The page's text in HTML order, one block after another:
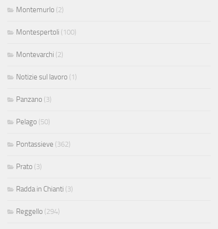
Montemurlo (2)
Montespertoli (100)
Montevarchi (2)
Notizie sul lavoro (1)
Panzano (3)
Pelago (50)
Pontassieve (362)
Prato (3)
Radda in Chianti (3)
Reggello (294)